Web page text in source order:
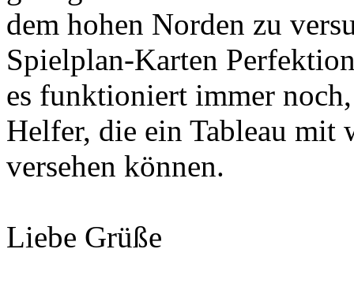
dem hohen Norden zu
Spielplan-Karten
es funktioniert immer
Helfer, die ein Tableau mit
versehen können.
Liebe Grüße